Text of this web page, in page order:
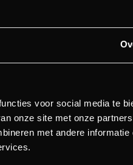
voor social media te
onze site met onze
met andere informatie
You can try to find this